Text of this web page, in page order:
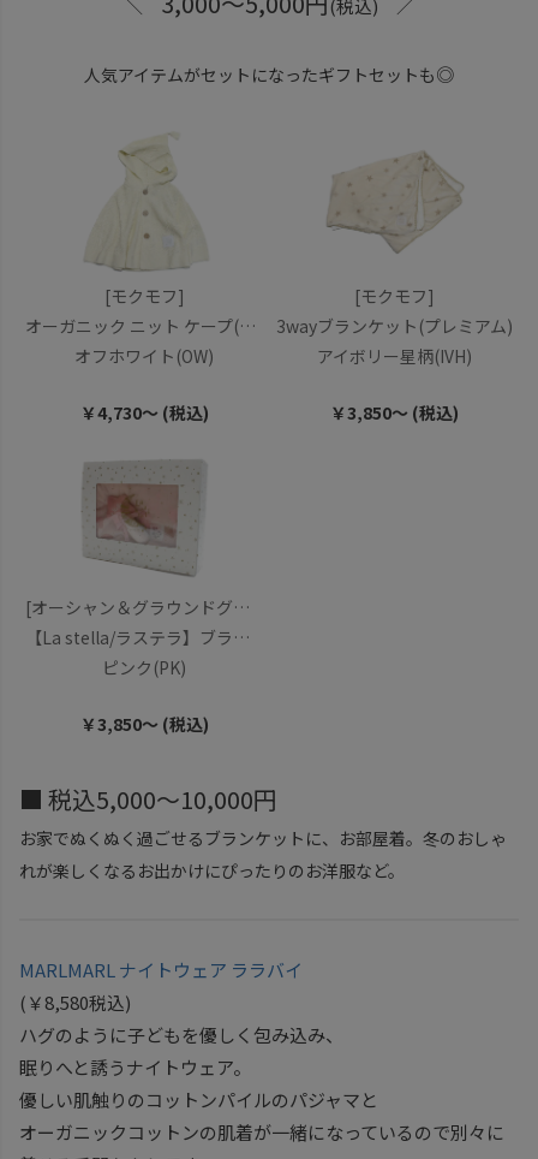
＼ (税込) ／
人気アイテムがセットになったギフトセットも◎
[モクモフ]
オーガニック ニット ケープ(プレミアム)
オフホワイト(OW)
￥4,730～ (税込)
[モクモフ]
3wayブランケット(プレミアム)
アイボリー星柄(IVH)
￥3,850～ (税込)
[オーシャン＆グラウンドグッズ]
【La stella/ラステラ】ブランケット＆ラトルセット
ピンク(PK)
￥3,850～ (税込)
■ 税込5,000～10,000円
お家でぬくぬく過ごせるブランケットに、お部屋着。冬のおしゃ
れが楽しくなるお出かけにぴったりのお洋服など。
MARLMARL ナイトウェア ララバイ
(￥8,580税込)
ハグのように子どもを優しく包み込み、
眠りへと誘うナイトウェア。
優しい肌触りのコットンパイルのパジャマと
オーガニックコットンの肌着が一緒になっているので別々に